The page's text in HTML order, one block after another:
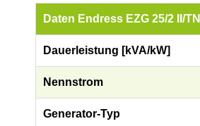
Daten Endress EZG 25/2 II/
Dauerleistung [kVA/kW]
Nennstrom
Generator-Typ